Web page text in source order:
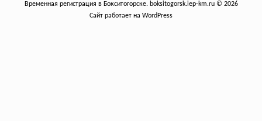
Временная регистрация в Бокситогорске. boksitogorsk.iep-km.ru © 2026
Сайт работает на WordPress